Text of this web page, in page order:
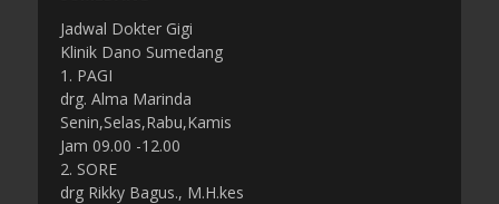
Jadwal Dokter Gigi
Klinik Dano Sumedang
1. PAGI
drg. Alma Marinda
Senin,Selas,Rabu,Kamis
Jam 09.00 -12.00
2. SORE
drg Rikky Bagus., M.H.kes